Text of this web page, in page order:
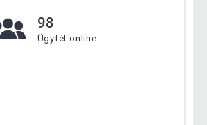
98
Ügyfél online